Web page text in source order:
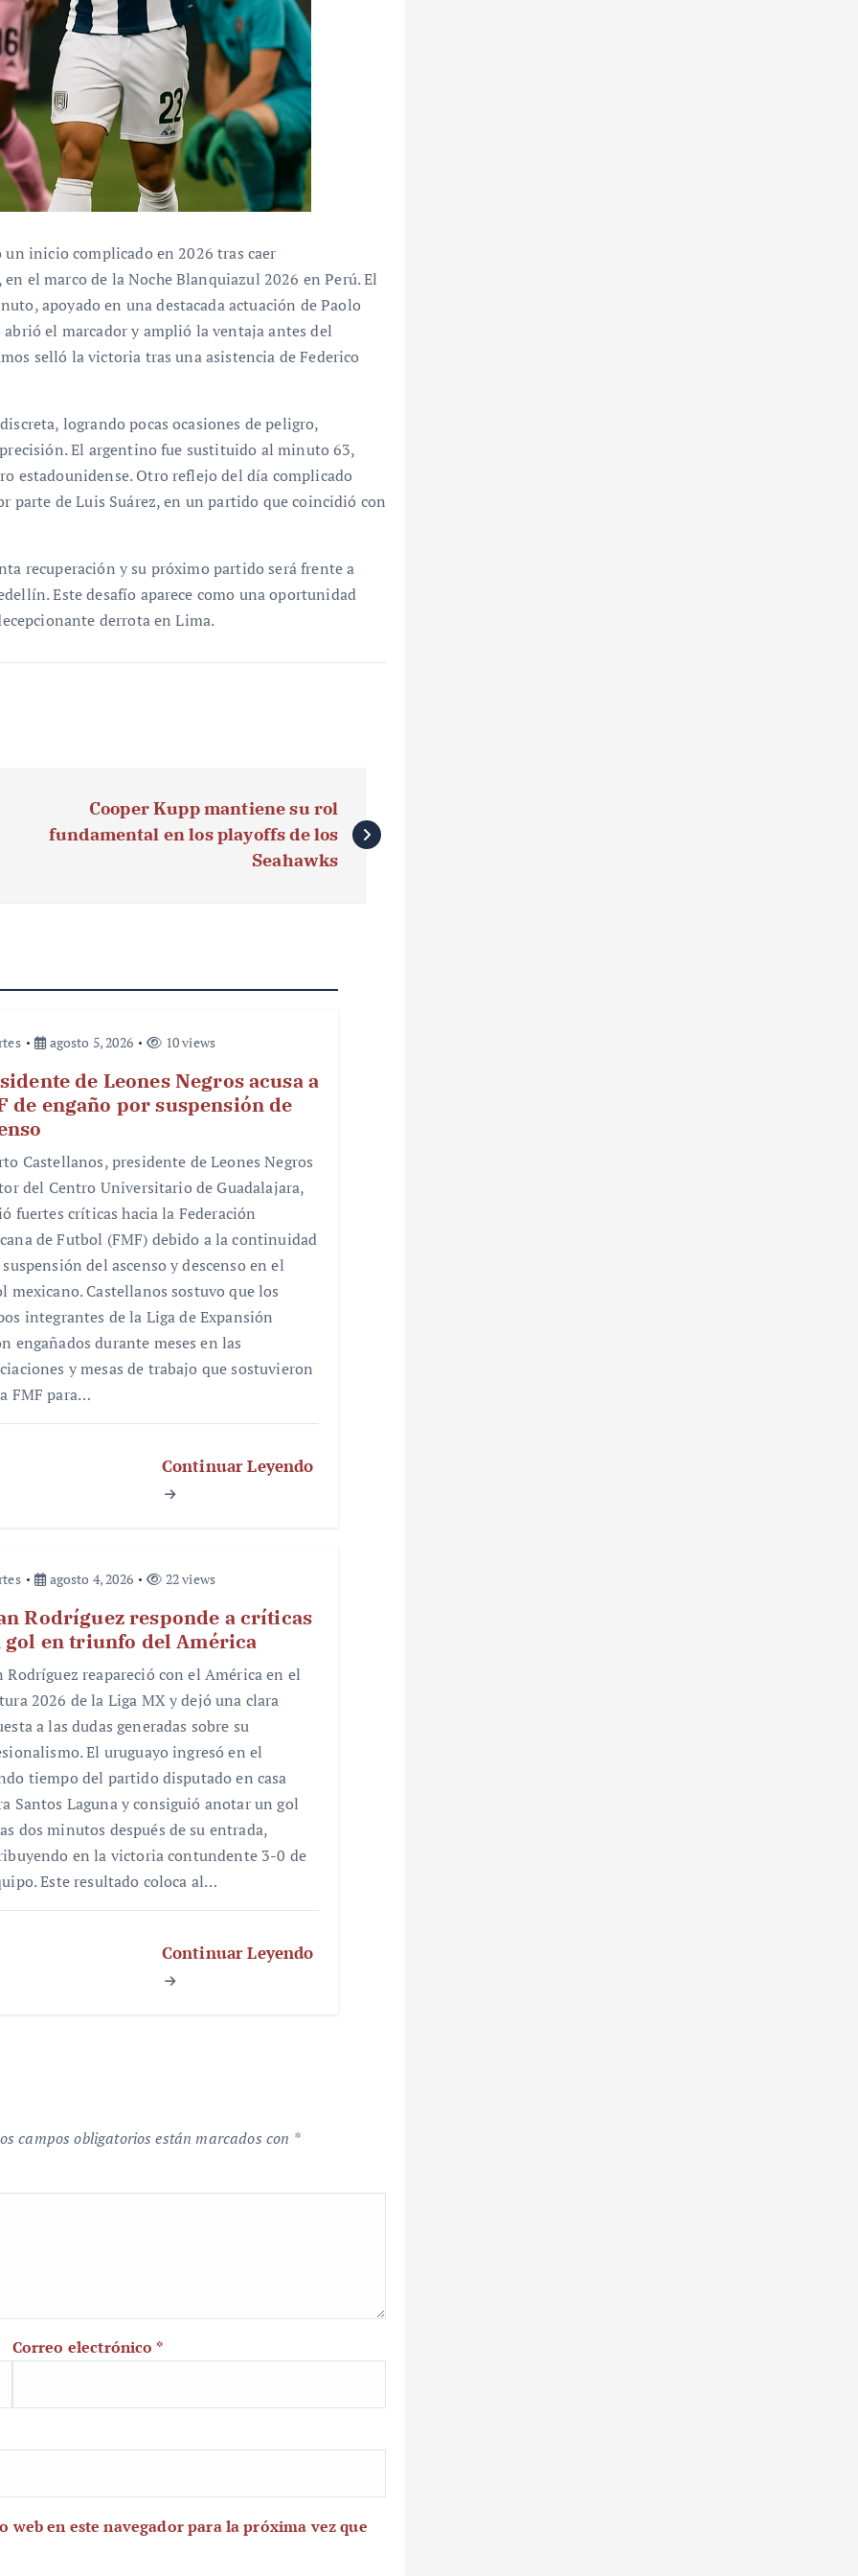
inicio complicado en 2026 tras caer
el marco de la Noche Blanquiazul 2026 en Perú. El
apoyado en una destacada actuación de Paolo
el marcador y amplió la ventaja antes del
selló la victoria tras una asistencia de Federico
logrando pocas ocasiones de peligro,
El argentino fue sustituido al minuto 63,
estadounidense. Otro reflejo del día complicado
de Luis Suárez, en un partido que coincidió con
recuperación y su próximo partido será frente a
Este desafío aparece como una oportunidad
derrota en Lima.
Cooper Kupp mantiene su rol
fundamental en los playoffs de los
Seahawks
agosto 5, 2026 10 views
de Leones Negros acusa a
de engaño por suspensión de
Castellanos, presidente de Leones Negros
del Centro Universitario de Guadalajara,
fuertes críticas hacia la Federación
de Futbol (FMF) debido a la continuidad
del ascenso y descenso en el
mexicano. Castellanos sostuvo que los
integrantes de la Liga de Expansión
engañados durante meses en las
y mesas de trabajo que sostuvieron
FMF para…
Continuar Leyendo
agosto 4, 2026 22 views
Rodríguez responde a críticas
gol en triunfo del América
Rodríguez reapareció con el América en el
2026 de la Liga MX y dejó una clara
a las dudas generadas sobre su
El uruguayo ingresó en el
tiempo del partido disputado en casa
Santos Laguna y consiguió anotar un gol
dos minutos después de su entrada,
en la victoria contundente 3-0 de
Este resultado coloca al…
Continuar Leyendo
campos obligatorios están marcados con *
Correo electrónico *
en este navegador para la próxima vez que